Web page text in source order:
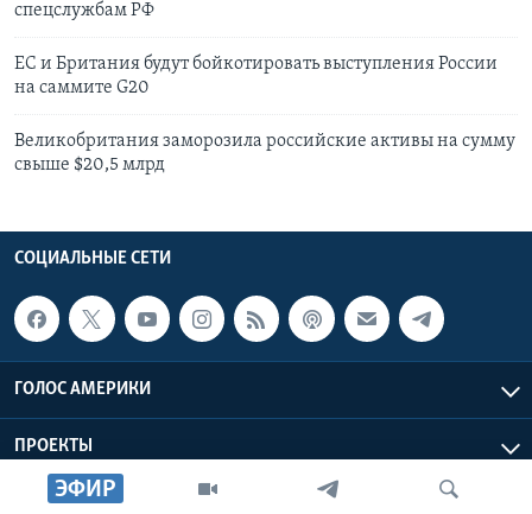
ЭФИР
спецслужбам РФ
ЕС и Британия будут бойкотировать выступления России
на саммите G20
Великобритания заморозила российские активы на сумму
свыше $20,5 млрд
СОЦИАЛЬНЫЕ СЕТИ
ГОЛОС АМЕРИКИ
ПРОЕКТЫ